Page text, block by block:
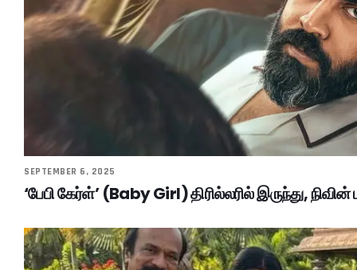
SEPTEMBER 6, 2025
‘பேபி கேர்ள்’ (Baby Girl) திரில்லரில் இருந்து, நிவின்